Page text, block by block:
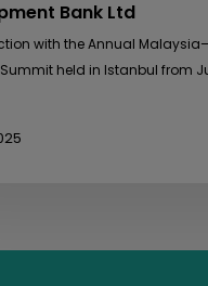
Bank Ltd
with the Annual
held in Istanbul from